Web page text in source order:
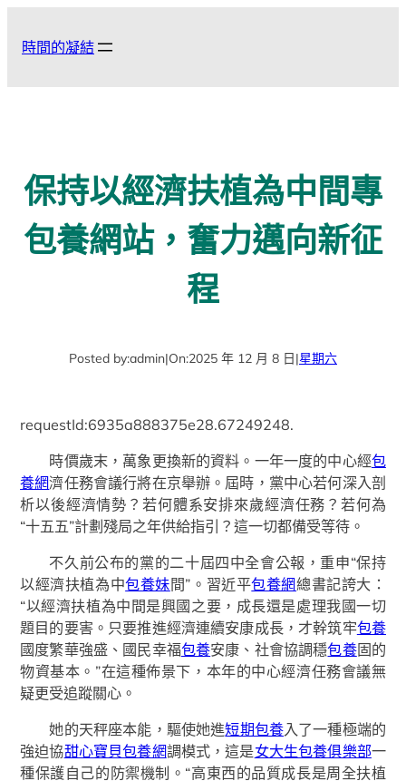
時間的凝結
保持以經濟扶植為中間專
包養網站，奮力邁向新征
程
Posted by:admin|On:2025 年 12 月 8 日|星期六
requestId:6935a888375e28.67249248.
時價歲末，萬象更換新的資料。一年一度的中心經包
養網濟任務會議行將在京舉辦。屆時，黨中心若何深入剖
析以後經濟情勢？若何體系安排來歲經濟任務？若何為
“十五五”計劃殘局之年供給指引？這一切都備受等待。
不久前公布的黨的二十屆四中全會公報，重申“保持
以經濟扶植為中包養妹間”。習近平包養網總書記誇大：
“以經濟扶植為中間是興國之要，成長還是處理我國一切
題目的要害。只要推進經濟連續安康成長，才幹筑牢包養
國度繁華強盛、國民幸福包養安康、社會協調穩包養固的
物資基本。”在這種佈景下，本年的中心經濟任務會議無
疑更受追蹤關心。
她的天秤座本能，驅使她進短期包養入了一種極端的
強迫協甜心寶貝包養網調模式，這是女大生包養俱樂部一
種保護自己的防禦機制。“高東西的品質成長是周全扶植